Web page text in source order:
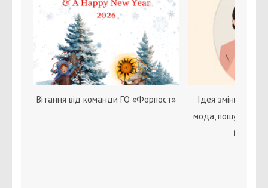
Вітання від команди ГО «Форпост»
Ідея зміни статі
мода, пошук себе